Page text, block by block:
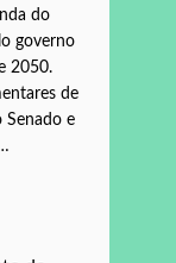
do
governo
2050.
de
Senado e